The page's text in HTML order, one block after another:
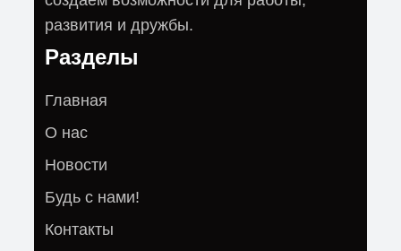
развития и дружбы.
Разделы
Главная
О нас
Новости
Будь с нами!
Контакты